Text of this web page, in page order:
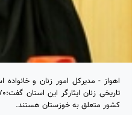
اهواز - مدیرکل امور زنان و خانواده
کشور متعلق به خوزستان هستند.